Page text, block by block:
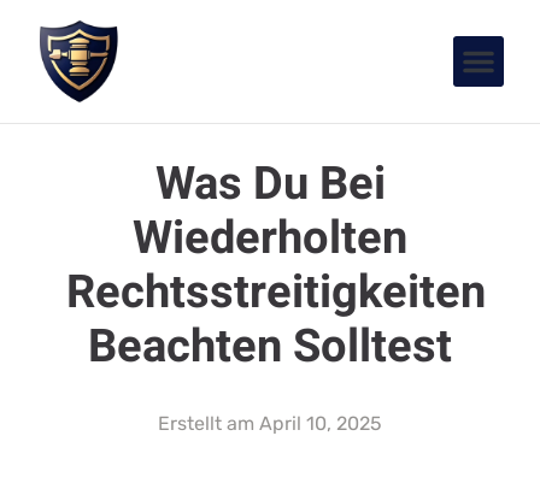
Was Du Bei
Wiederholten
Rechtsstreitigkeiten
Beachten Solltest
Erstellt am April 10, 2025